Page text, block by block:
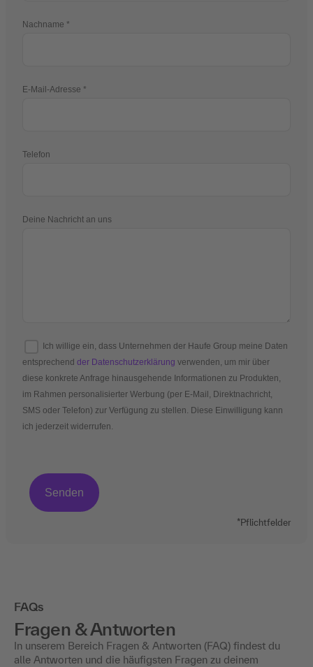
Nachname
E-Mail-Adresse
Telefon
Deine Nachricht an uns
Ich willige ein, dass Unternehmen der Haufe Group meine Daten
entsprechend der Datenschutzerklärung verwenden, um mir über
diese konkrete Anfrage hinausgehende Informationen zu Produkten,
im Rahmen personalisierter Werbung (per E-Mail, Direktnachricht,
SMS oder Telefon) zur Verfügung zu stellen. Diese Einwilligung kann
ich jederzeit widerrufen.
*Pflichtfelder
FAQs
Fragen & Antworten
In unserem Bereich Fragen & Antworten (FAQ) findest du
alle Antworten und die häufigsten Fragen zu deinem